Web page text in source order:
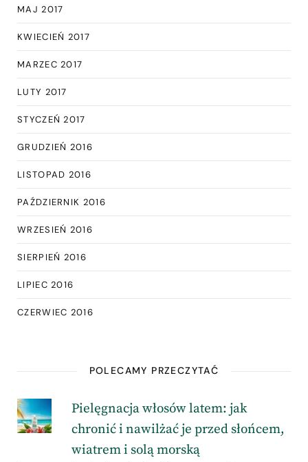
MAJ 2017
KWIECIEŃ 2017
MARZEC 2017
LUTY 2017
STYCZEŃ 2017
GRUDZIEŃ 2016
LISTOPAD 2016
PAŹDZIERNIK 2016
WRZESIEŃ 2016
SIERPIEŃ 2016
LIPIEC 2016
CZERWIEC 2016
POLECAMY PRZECZYTAĆ
Pielęgnacja włosów latem: jak
chronić i nawilżać je przed słońcem,
wiatrem i solą morską